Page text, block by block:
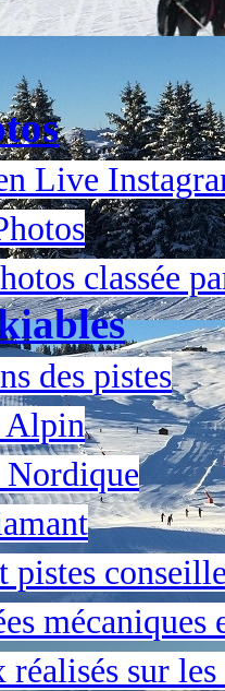
Live
classée
des pistes
Alpin
pistes
mécaniques
sur